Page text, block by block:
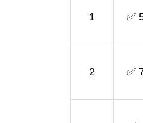
1 ✅
2 ✅